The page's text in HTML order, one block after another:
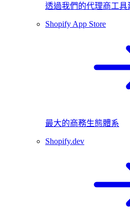
透過我們的代理商工具
Shopify App Store
最大的商務生態體系
Shopify.dev